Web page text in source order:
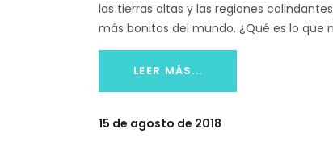
las tierras altas y las regiones
más bonitos del mundo. ¿Qué es lo que
LEER MÁS...
15 de agosto de 2018